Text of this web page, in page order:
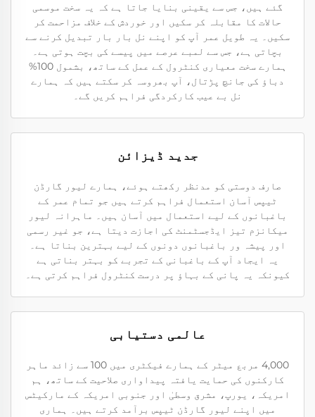
گئے ہیں، جس سے یقینی بنایا جاتا ہے کہ یہ سخت موسمی
حالات کا مقابلہ کر سکیں اور خوردش کے خلاف مزاحمت کر
سکیں۔ یہ طویل عمر آپ کو اپنے نل بار بار تبدیل کرنے سے
بچاتی ہے، جس سے لمبے عرصے میں پیسے کی بچت ہوتی ہے۔
ہمارے سخت معیاری کنٹرول کے عمل کے ساتھ، بشمول 100%
دباؤ کی جانچ پڑتال، آپ بھروسہ کر سکتے ہیں کہ ہمارے
نل بے عیب کارکردگی فراہم کریں گے۔
جدید ڈیزائن
صارف دوستی کو مدنظر رکھتے ہوئے، ہمارے لیور گارڈن
ٹیپس آسان استعمال فراہم کرتے ہیں جو تمام عمر کے
باغبانوں کے لیے استعمال میں آسان ہیں۔ ماہرانہ لیور
میکانزم تیز ایڈجسٹمنٹ کی اجازت دیتا ہے، جو غیر رسمی
اور پیشہ ور باغبانوں دونوں کے لیے بہترین بناتا ہے۔
یہ ایجاد آپ کے باغبانی کے تجربے کو بہتر بناتی ہے
کیونکہ یہ پانی کے بہاؤ پر درست کنٹرول فراہم کرتی ہے۔
عالمی دستیابی
4,000 مربع میٹر کے ہمارے فیکٹری میں 100 سے زائد ماہر
کارکنوں کی حمایت یافتہ پیداواری صلاحیت کے ساتھ، ہم
امریکہ، یورپ، مشرق وسطیٰ اور جنوبی امریکہ کے مارکیٹس
میں اپنے لیور گارڈن ٹیپس برآمد کرتے ہیں۔ ہماری